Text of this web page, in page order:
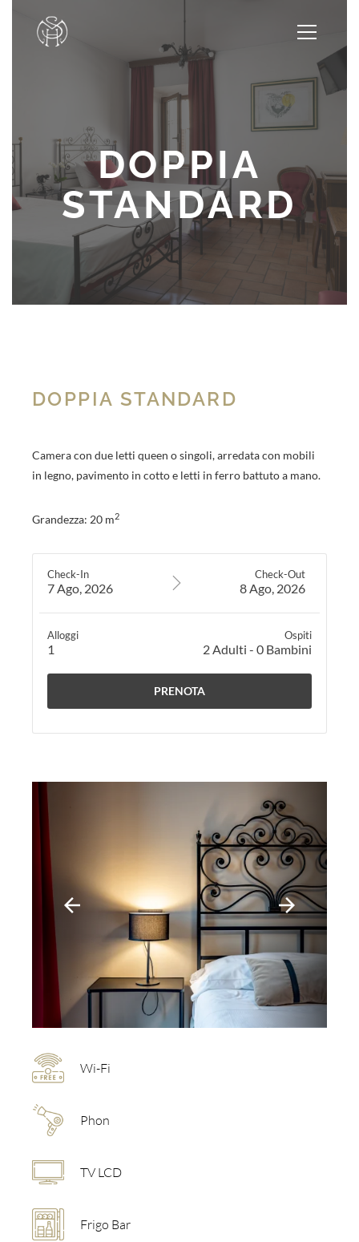
DOPPIA
STANDARD
DOPPIA STANDARD
Camera con due letti queen o singoli, arredata con mobili
in legno, pavimento in cotto e letti in ferro battuto a mano.
Grandezza: 20 m2
Check-In
7 Ago, 2026
Check-Out
8 Ago, 2026
Alloggi
1
Ospiti
2Adulti - 0 Bambini
arrow_back arrow_forward
Wi-Fi
Phon
TV LCD
Frigo Bar